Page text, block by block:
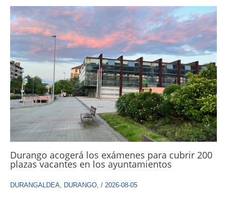
Durango acogerá los exámenes para cubrir 200
plazas vacantes en los ayuntamientos
DURANGALDEA, DURANGO, / 2026-08-05